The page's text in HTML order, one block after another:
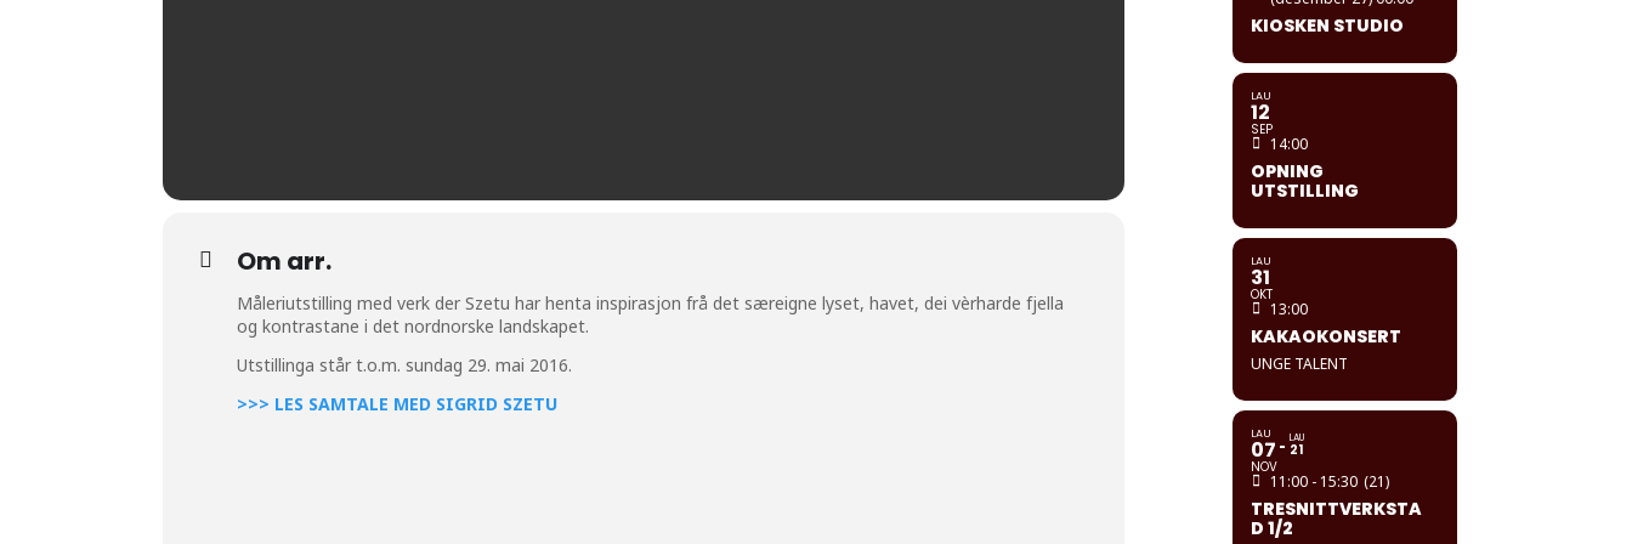
Om arr.
Måleriutstilling med verk der Szetu har henta inspirasjon frå det særeigne lyset, havet, dei vèrharde fjella
og kontrastane i det nordnorske landskapet.
Utstillinga står t.o.m. sundag 29. mai 2016.
>>> LES SAMTALE MED SIGRID SZETU
KIOSKEN STUDIO
LAU
12
SEP
14:00
OPNING
UTSTILLING
LAU
31
OKT
13:00
KAKAOKONSERT
UNGE TALENT
LAU
07
NOV
LAU
21
11:00 - 15:30 (21)
TRESNITTVERKSTA
D 1/2